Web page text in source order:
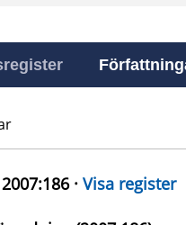
· Visa register